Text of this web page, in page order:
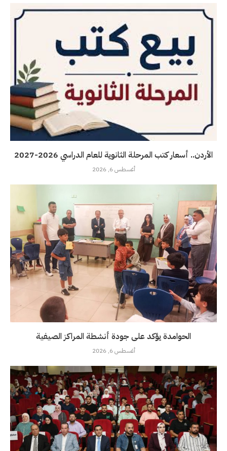
الأردن.. أسعار كتب المرحلة الثانوية للعام الدراسي 2026-2027
أغسطس 6, 2026
الحوامدة يؤكد على جودة أنشطة المراكز الصيفية
أغسطس 6, 2026